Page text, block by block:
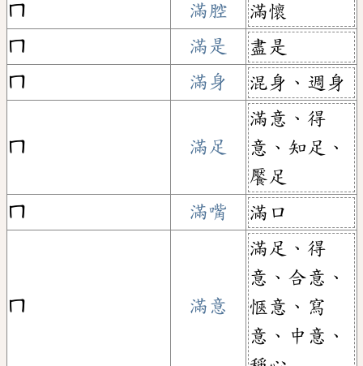
ㄇ
滿腔
滿懷
ㄇ
滿是
盡是
ㄇ
滿身 混身、週身
ㄇ 滿足
滿意、得
意、知足、
饜足
ㄇ
滿嘴 滿口
ㄇ 滿意
滿足、得
意、合意、
愜意、寫
意、中意、